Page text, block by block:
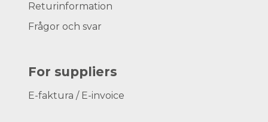
Returinformation
Frågor och svar
For suppliers
E-faktura / E-invoice